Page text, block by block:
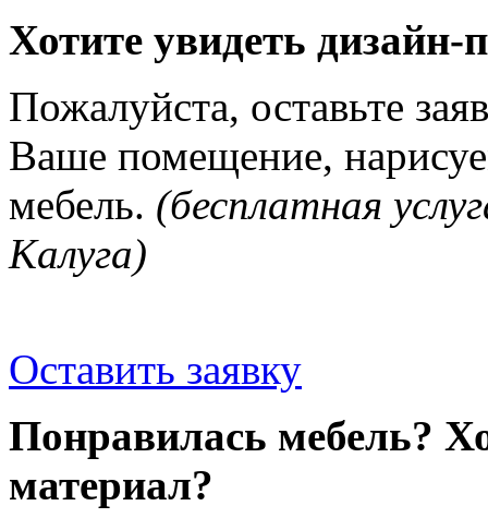
Хотите увидеть дизайн-
Пожалуйста, оставьте
Ваше помещение,
мебель. (бесплатная
Калуга)
Оставить заявку
Понравилась мебель?
материал?